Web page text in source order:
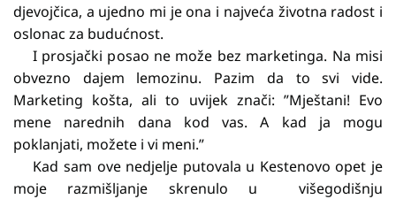
djevojčica, a ujedno mi je ona i najveća životna radost i
oslonac za budućnost.
I prosjački posao ne može bez marketinga. Na misi
obvezno dajem lemozinu. Pazim da to svi vide.
Marketing košta, ali to uvijek znači: ”Mještani! Evo
mene narednih dana kod vas. A kad ja mogu
poklanjati, možete i vi meni.”
Kad sam ove nedjelje putovala u Kestenovo opet je
moje razmišljanje skrenulo u višegodišnju